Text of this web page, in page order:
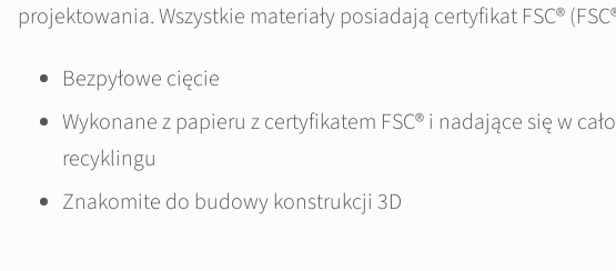
projektowania. Wszystkie materiały posiadają certyfikat FSC®
Bezpyłowe cięcie
Wykonane z papieru z certyfikatem FSC® i nadające się w
recyklingu
Znakomite do budowy konstrukcji 3D